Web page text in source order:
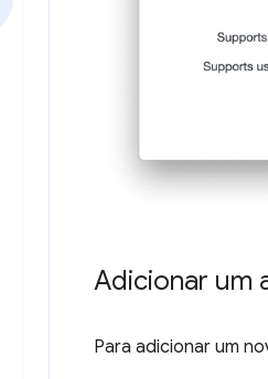
Adicionar um
Para adicionar um